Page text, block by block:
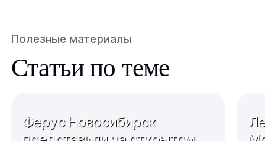
Полезные материалы
Статьи по теме
Ферус Новосибирск